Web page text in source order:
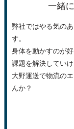
一緒
弊社ではやる気の
す。
身体を動かすのが
課題を解決してい
大野運送で物流の
んか？